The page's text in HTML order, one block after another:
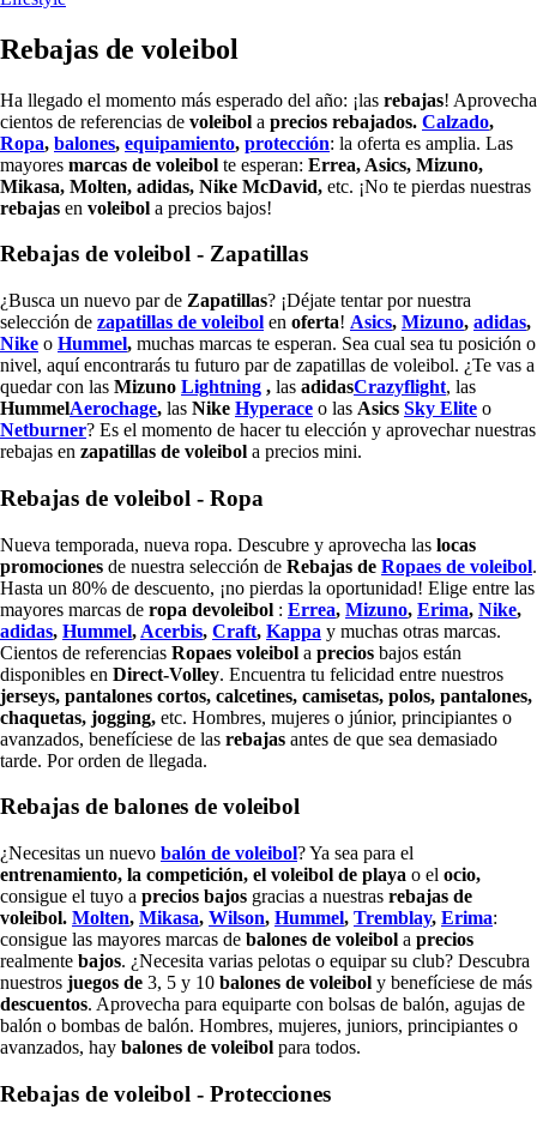
Rebajas de voleibol
Ha llegado el momento más esperado del año: ¡las rebajas! Aprovecha
cientos de referencias de voleibol a precios rebajados. Calzado,
Ropa, balones, equipamiento, protección: la oferta es amplia. Las
mayores marcas de voleibol te esperan: Errea, Asics, Mizuno,
Mikasa, Molten, adidas, Nike McDavid, etc. ¡No te pierdas nuestras
rebajas en voleibol a precios bajos!
Rebajas de voleibol - Zapatillas
¿Busca un nuevo par de Zapatillas? ¡Déjate tentar por nuestra
selección de zapatillas de voleibol en oferta! Asics, Mizuno, adidas,
Nike o Hummel, muchas marcas te esperan. Sea cual sea tu posición o
nivel, aquí encontrarás tu futuro par de zapatillas de voleibol. ¿Te vas a
quedar con las Mizuno Lightning , las adidasCrazyflight, las
HummelAerochage, las Nike Hyperace o las Asics Sky Elite o
Netburner? Es el momento de hacer tu elección y aprovechar nuestras
rebajas en zapatillas de voleibol a precios mini.
Rebajas de voleibol - Ropa
Nueva temporada, nueva ropa. Descubre y aprovecha las locas
promociones de nuestra selección de Rebajas de Ropaes de voleibol.
Hasta un 80% de descuento, ¡no pierdas la oportunidad! Elige entre las
mayores marcas de ropa devoleibol : Errea, Mizuno, Erima, Nike,
adidas, Hummel, Acerbis, Craft, Kappa y muchas otras marcas.
Cientos de referencias Ropaes voleibol a precios bajos están
disponibles en Direct-Volley. Encuentra tu felicidad entre nuestros
jerseys, pantalones cortos, calcetines, camisetas, polos, pantalones,
chaquetas, jogging, etc. Hombres, mujeres o júnior, principiantes o
avanzados, benefíciese de las rebajas antes de que sea demasiado
tarde. Por orden de llegada.
Rebajas de balones de voleibol
¿Necesitas un nuevo balón de voleibol? Ya sea para el
entrenamiento, la competición, el voleibol de playa o el ocio,
consigue el tuyo a precios bajos gracias a nuestras rebajas de
voleibol. Molten, Mikasa, Wilson, Hummel, Tremblay, Erima:
consigue las mayores marcas de balones de voleibol a precios
realmente bajos. ¿Necesita varias pelotas o equipar su club? Descubra
nuestros juegos de 3, 5 y 10 balones de voleibol y benefíciese de más
descuentos. Aprovecha para equiparte con bolsas de balón, agujas de
balón o bombas de balón. Hombres, mujeres, juniors, principiantes o
avanzados, hay balones de voleibol para todos.
Rebajas de voleibol - Protecciones